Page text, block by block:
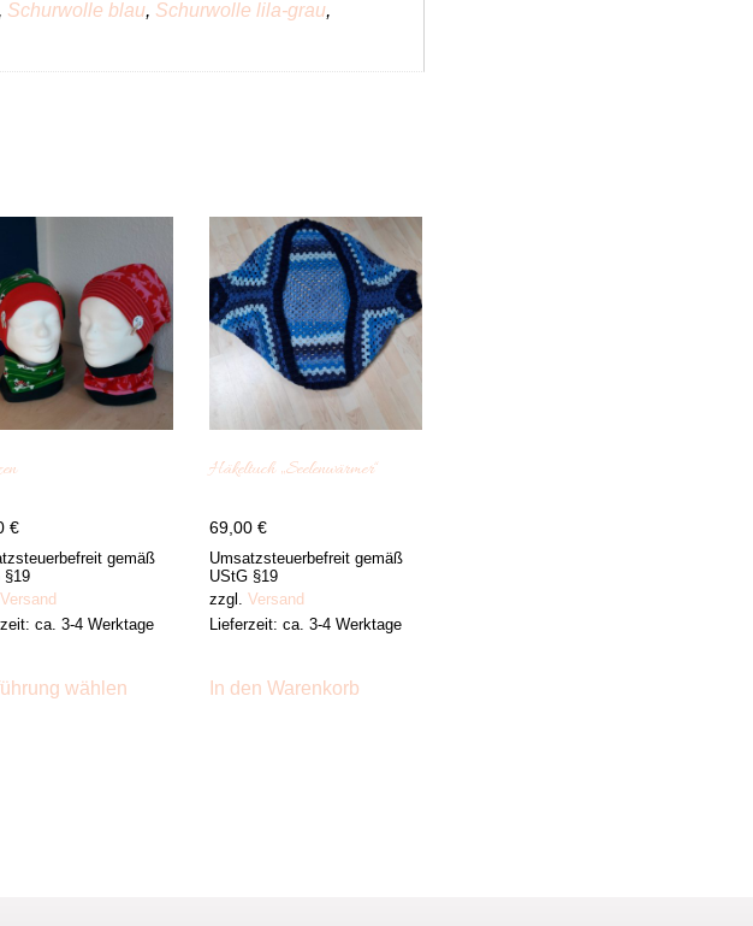
, Schurwolle blau, Schurwolle lila-grau,
€
gemäß
§19
Versand
ca. 3-4 Werktage
wählenProdukt
Häkeltuch „Seelenwärmer“
69,00€
Umsatzsteuerbefreit gemäß
UStG §19
zzgl.Versand
Lieferzeit: ca. 3-4 Werktage
In den Warenkorb